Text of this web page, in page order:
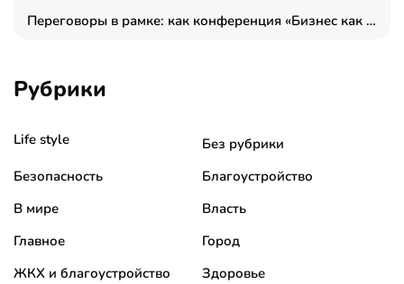
Переговоры в рамке: как конференция «Бизнес как искусство» переформатирует деловой этикет в стенах ТПП РФ
Рубрики
Life style
Без рубрики
Безопасность
Благоустройство
В мире
Власть
Главное
Город
ЖКХ и благоустройство
Здоровье